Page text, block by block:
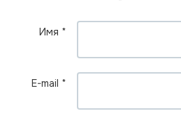
Имя *
E-mail *